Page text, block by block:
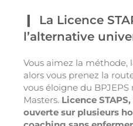
La Licence
l’alternative
Vous aimez la méthode,
alors vous prenez la
vous éloigne du
Masters. Licence
ouverte sur plusieurs